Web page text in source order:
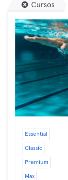
Cursos
Essential
Classic
Premium
Max